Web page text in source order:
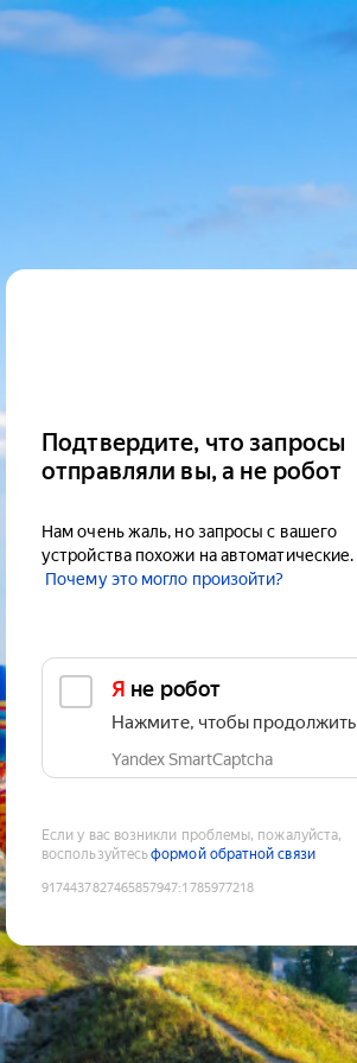
Подтвердите, что запросы
отправляли вы, а не робот
Нам очень жаль, но запросы с вашего
устройства похожи на автоматические.
Почему это могло произойти?
Я не робот
Нажмите, чтобы продолжить
Yandex SmartCaptcha
Если у вас возникли проблемы, пожалуйста,
воспользуйтесьформой обратной связи
9174437827465857947:1785977218